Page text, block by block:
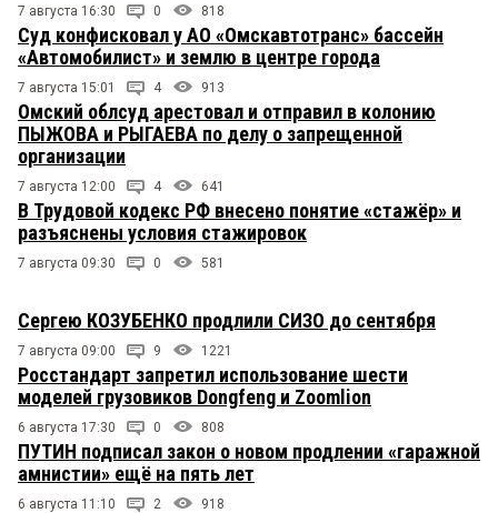
7 августа 16:30 0 818
Суд конфисковал у АО «Омскавтотранс» бассейн
«Автомобилист» и землю в центре города
7 августа 15:01 4 913
Омский облсуд арестовал и отправил в колонию
ПЫЖОВА и РЫГАЕВА по делу о запрещенной
организации
7 августа 12:00 4 641
В Трудовой кодекс РФ внесено понятие «стажёр» и
разъяснены условия стажировок
7 августа 09:30 0 581
Сергею КОЗУБЕНКО продлили СИЗО до сентября
7 августа 09:00 9 1221
Росстандарт запретил использование шести
моделей грузовиков Dongfeng и Zoomlion
6 августа 17:30 0 808
ПУТИН подписал закон о новом продлении «гаражной
амнистии» ещё на пять лет
6 августа 11:10 2 918